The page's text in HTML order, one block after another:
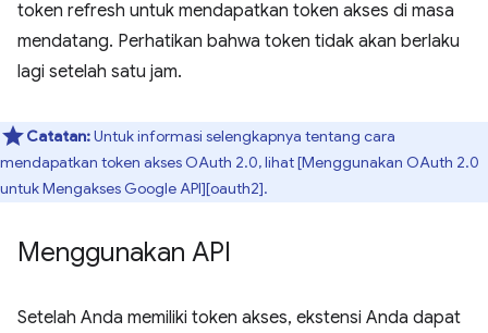
token refresh untuk mendapatkan token akses di masa
mendatang. Perhatikan bahwa token tidak akan berlaku
lagi setelah satu jam.
Catatan:Untuk informasi selengkapnya tentang cara
mendapatkan token akses OAuth 2.0, lihat [Menggunakan OAuth 2.0
untuk Mengakses Google API][oauth2].
Menggunakan API
Setelah Anda memiliki token akses, ekstensi Anda dapat